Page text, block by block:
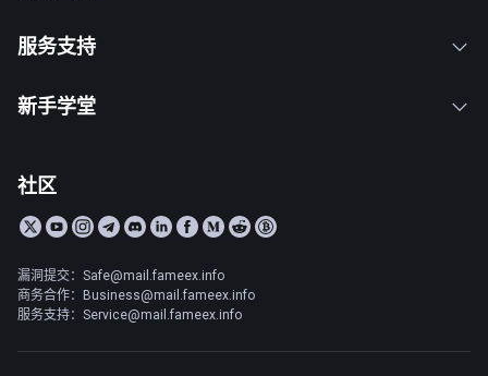
服务支持
新手学堂
社区
漏洞提交：Safe@mail.fameex.info
商务合作：Business@mail.fameex.info
服务支持：Service@mail.fameex.info